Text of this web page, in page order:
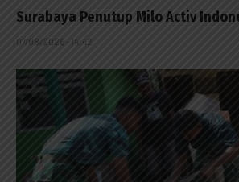
Surabaya Penutup Milo Activ
07/08/2026 - 14:42